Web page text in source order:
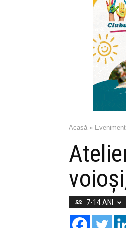
Acasă »
7-14 ANI